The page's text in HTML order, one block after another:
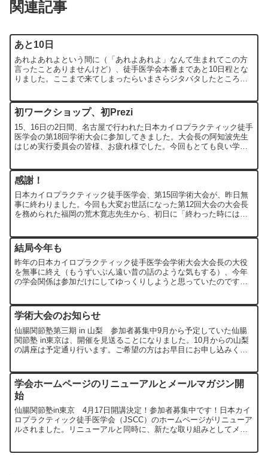
関連記事
あと10日
あれよあれよという間に（「あれよあれよ」なんて生まれてこの方
言ったことありませんけど）、徒手医学会本番まであと10日程とな
りました。ここまで来てしまったらいまさらジタバタしたところで
初ワークショップ、初Prezi
15、16日の2日間、名古屋で行われた日本カイロプラクティック徒手
医学会の第18回学術大会に参加してきました。大会長の阿知波先生
はじめ実行委員会の皆様、お疲れ様でした。今回もとても良い学術
感謝！
日本カイロプラクティック徒手医学会、第15回学術大会が、昨日無
事に終わりました。今回も大変お世話になった第12回大会の大会長
を務められた福岡の荒木寛志先生から、初日に「終わった時には
結局今年も
昨年の日本カイロプラクティック徒手医学会学術大会大会長の大役
を無事に終え（もうずいぶん遠い昔の話のような気もする）、今年
の学会関係は参加だけにしてゆっくりしようと思っていたのです
学術大会のお知らせ
仙腸関節塾第三期 in 山梨 参加者募集中9月から予定していた仙腸
関節塾 in東京は、開催を見送ることになりました。10月からの山梨
の講座は予定通り行います。ご希望の方はお早目にお申し込みくだ
学会ホームページのリニューアルとメールマガジン開
始
仙腸関節塾in東京 4月17日開講決定！参加者募集中です！日本カイ
ロプラクティック徒手医学会（JSCC）のホームページがリニューア
ルされました。リニューアルと同時に、新たな取り組みとしてメー